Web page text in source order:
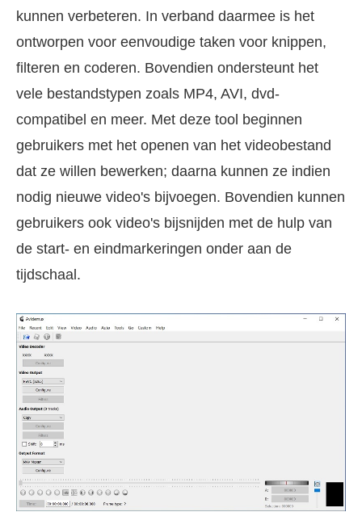
kunnen verbeteren. In verband daarmee is het
ontworpen voor eenvoudige taken voor knippen,
filteren en coderen. Bovendien ondersteunt het
vele bestandstypen zoals MP4, AVI, dvd-
compatibel en meer. Met deze tool beginnen
gebruikers met het openen van het videobestand
dat ze willen bewerken; daarna kunnen ze indien
nodig nieuwe video's bijvoegen. Bovendien kunnen
gebruikers ook video's bijsnijden met de hulp van
de start- en eindmarkeringen onder aan de
tijdschaal.